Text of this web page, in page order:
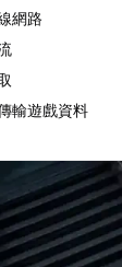
網路
輸遊戲資料